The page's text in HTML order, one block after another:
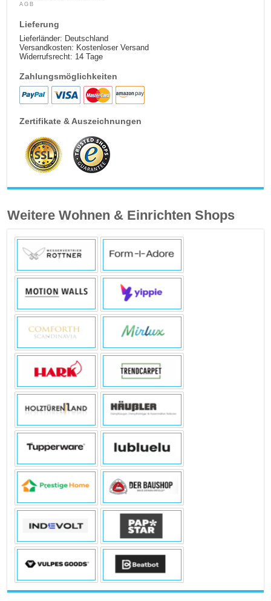
AGB
Lieferung
Lieferländer: Deutschland
Versandkosten: Kostenloser Versand
Widerrufsrecht: 14 Tage
Zahlungsmöglichkeiten
Zertifikate & Auszeichnungen
Weitere Wohnen & Einrichten Shops